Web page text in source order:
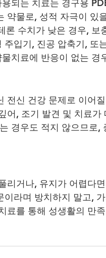
되는 치료는 경구용
약물로, 성적 자극이 있
론 수치가 낮은 경우, 보
주입기, 진공 압축기, 또
치료에 반응이 없는 경
전신 건강 문제로 이어
어, 조기 발견 및 치료
경우도 적지 않으므로
리거나, 유지가 어렵다면
이라며 방치하지 말고,
료를 통해 성생활의 만